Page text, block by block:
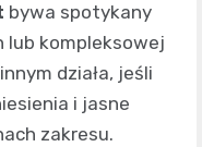
bywa spotykany
lub kompleksowej
działa, jeśli
i jasne
zakresu.